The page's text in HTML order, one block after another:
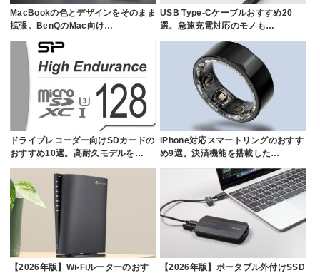
MacBookの色とデザインをそのまま
拡張。BenQのMac向け…
USB Type-Cケーブルおすすめ20
選。急速充電対応のモノも…
ドライブレコーダー向けSDカードの
おすすめ10選。高耐久モデルを…
iPhone対応スマートリングのおすす
め9選。決済機能を搭載した…
【2026年版】Wi-Fiルーターのおす
【2026年版】ポータブル外付けSSD